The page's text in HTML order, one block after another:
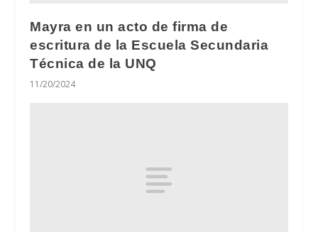
Mayra en un acto de firma de
escritura de la Escuela Secundaria
Técnica de la UNQ
11/20/2024